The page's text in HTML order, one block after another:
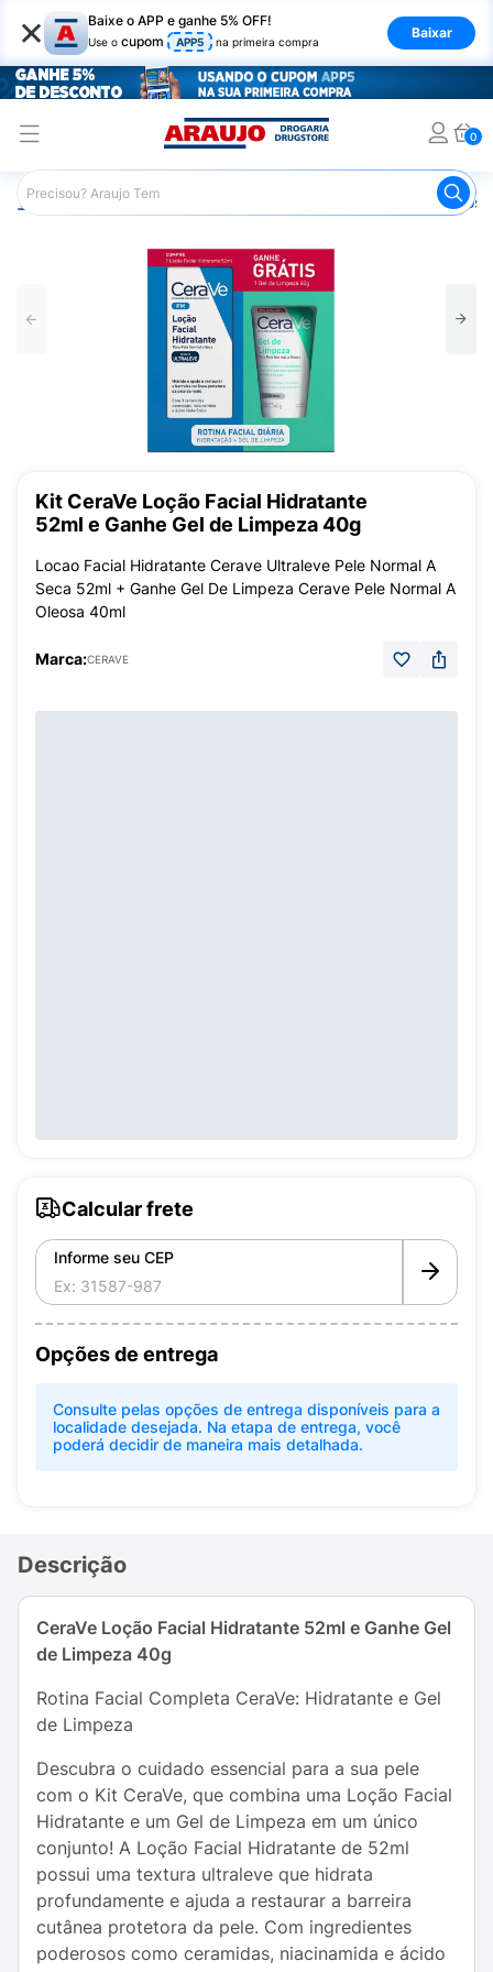
× Baixe o APP e ganhe 5% OFF!
Use o cupom APP5 na primeira compra
Baixar
0
Araujo Dermocosméticos Dermocosméticos para o
Kit CeraVe Loção Facial Hidratante
52ml e Ganhe Gel de Limpeza 40g
Locao Facial Hidratante Cerave Ultraleve Pele Normal A
Seca 52ml + Ganhe Gel De Limpeza Cerave Pele Normal A
Oleosa 40ml
Marca:CERAVE
Calcular frete
Informe seu CEP
Opções de entrega
Consulte pelas opções de entrega disponíveis para a
localidade desejada. Na etapa de entrega, você
poderá decidir de maneira mais detalhada.
Descrição
CeraVe Loção Facial Hidratante 52ml e Ganhe Gel
de Limpeza 40g
Rotina Facial Completa CeraVe: Hidratante e Gel
de Limpeza
Descubra o cuidado essencial para a sua pele
com o Kit CeraVe, que combina uma Loção Facial
Hidratante e um Gel de Limpeza em um único
conjunto! A Loção Facial Hidratante de 52ml
possui uma textura ultraleve que hidrata
profundamente e ajuda a restaurar a barreira
cutânea protetora da pele. Com ingredientes
poderosos como ceramidas, niacinamida e ácido